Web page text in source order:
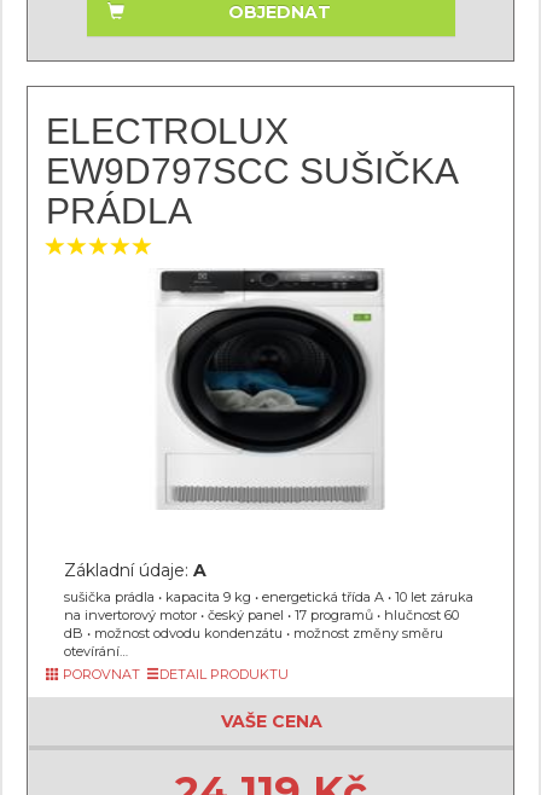
OBJEDNAT
ELECTROLUX
EW9D797SCC SUŠIČKA
PRÁDLA
Základní údaje: A
sušička prádla • kapacita 9 kg • energetická třída A • 10 let záruka
na invertorový motor • český panel • 17 programů • hlučnost 60
dB • možnost odvodu kondenzátu • možnost změny směru
otevírání…
POROVNAT
DETAIL PRODUKTU
VAŠE CENA